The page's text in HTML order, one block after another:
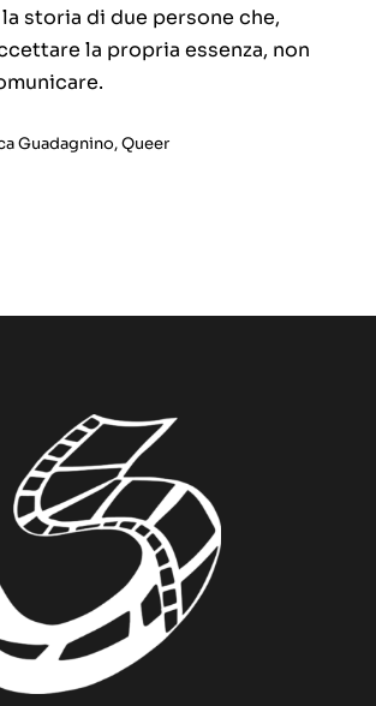
storia di due persone che,
la propria essenza, non
Guadagnino,Queer